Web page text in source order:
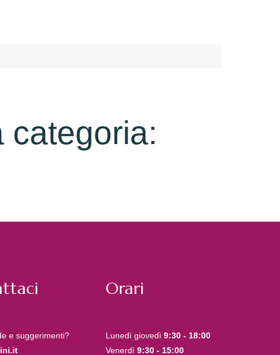
categoria:
e suggerimenti?
Orari
Lunedì giovedì 9:30 - 18:00
Venerdì 9:30 - 15:00